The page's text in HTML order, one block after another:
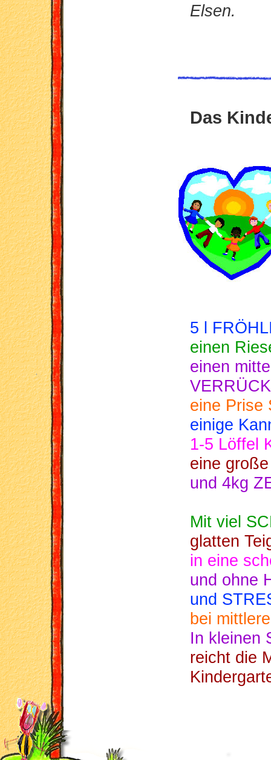
Elsen.
Das
5 l
einen
einen
eine Prise
einige
1-5 Löffel
eine
und 4kg
Mit viel
glatten
in eine
und ohne
und
bei
In kleinen
reicht die